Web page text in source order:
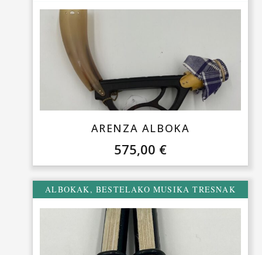
ARENZA ALBOKA
575,00 €
ALBOKAK, BESTELAKO MUSIKA TRESNAK